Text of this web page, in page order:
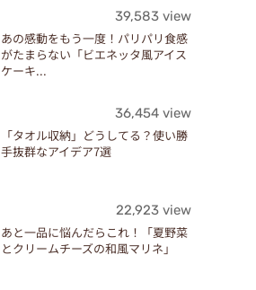
39,583 view
あの感動をもう一度！パリパリ食感
がたまらない「ビエネッタ風アイス
ケーキ...
36,454 view
「タオル収納」どうしてる？使い勝
手抜群なアイデア7選
22,923 view
あと一品に悩んだらこれ！「夏野菜
とクリームチーズの和風マリネ」